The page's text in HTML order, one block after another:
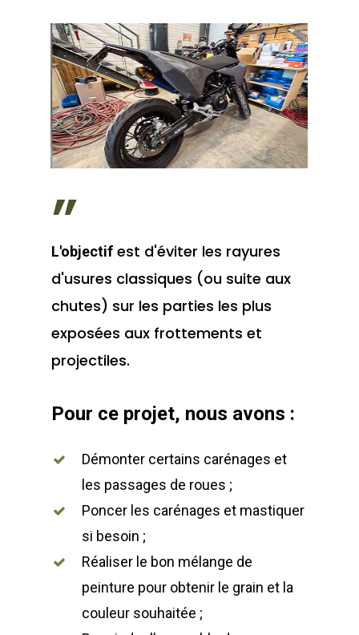
”
L'objectif est d'éviter les rayures
d'usures classiques (ou suite aux
chutes) sur les parties les plus
exposées aux frottements et
projectiles.
Pour ce projet, nous avons :
Démonter certains carénages et
les passages de roues ;
Poncer les carénages et mastiquer
si besoin ;
Réaliser le bon mélange de
peinture pour obtenir le grain et la
couleur souhaitée ;